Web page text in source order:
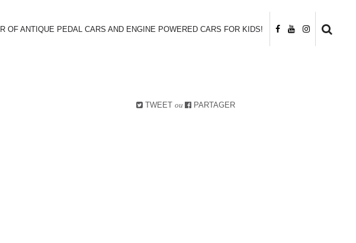
OF ANTIQUE PEDAL CARS AND ENGINE POWERED CARS FOR KIDS!
TWEET ou PARTAGER